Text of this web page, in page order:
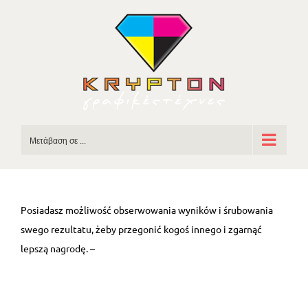
Μετάβαση σε ...
Posiadasz możliwość obserwowania wyników i śrubowania
swego rezultatu, żeby przegonić kogoś innego i zgarnąć
lepszą nagrodę. –